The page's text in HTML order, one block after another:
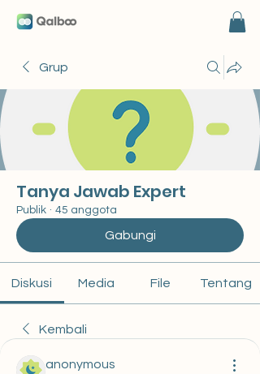
Grup
Tanya Jawab Expert
Publik · 45 anggota
Gabungi
Diskusi Media File Tentang
Kembali
anonymous